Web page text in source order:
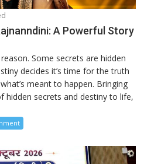
A Powerful Story
Some secrets are hidden
decides it’s time for the truth
meant to happen. Bringing
hidden secrets and destiny to life,